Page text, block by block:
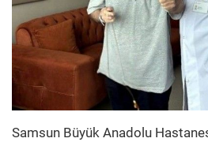
Samsun Büyük Anadolu